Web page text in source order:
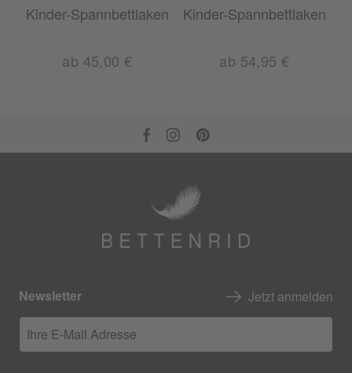
Kinder-Spannbettlaken
ab 45,00 €
Kinder-Spannbettlaken
ab 54,95 €
Newsletter Jetzt anmelden
Ihre E-Mail Adresse